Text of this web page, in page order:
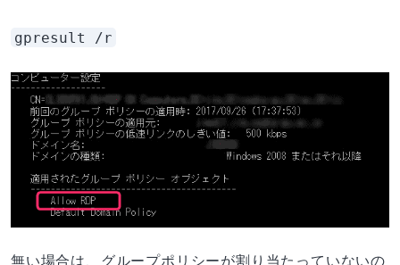
gpresult /r
無い場合は、グループポリシーが割り当たっていないの